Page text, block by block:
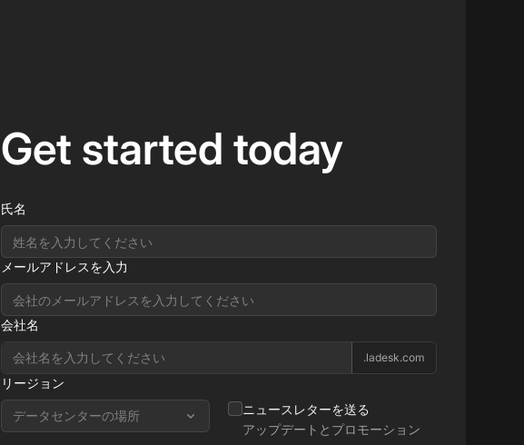
Get started today
氏名
メールアドレスを入力
会社名
.ladesk.com
リージョン
データセンターの場所
ニュースレターを送る
アップデートとプロモーション